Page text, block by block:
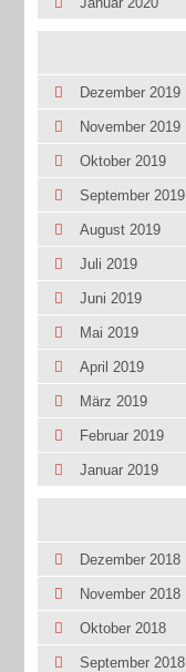
Dezember 2019
November 2019
Oktober 2019
September 2019
August 2019
Juli 2019
Juni 2019
Mai 2019
April 2019
März 2019
Februar 2019
Januar 2019
Dezember 2018
November 2018
Oktober 2018
September 2018